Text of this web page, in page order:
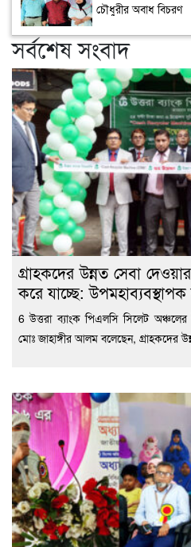
চৌধুরীর অবাধ বিচরণ
সর্বশেষ সংবাদ
গ্রাহকদের উন্নত সেবা
করে যাচ্ছে:
6 উত্তরা ব্যাংক পিএলসি সিলেট
মোঃ জাহাঙ্গীর আলম বলেছেন, গ্রাহকদের